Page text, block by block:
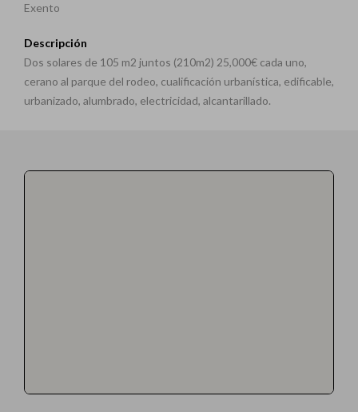
Exento
Descripción
Dos solares de 105 m2 juntos (210m2) 25,000€ cada uno,
cerano al parque del rodeo, cualificación urbanística, edificable,
urbanizado, alumbrado, electricidad, alcantarillado.